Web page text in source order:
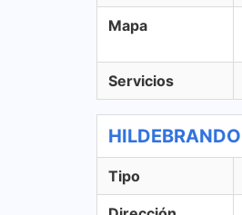
Mapa
Servicios
Tipo